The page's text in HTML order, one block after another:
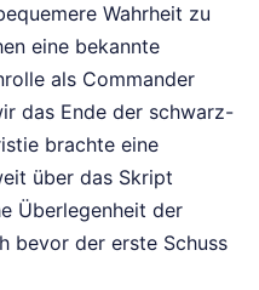
Wahrheit zu
eine bekannte
als Commander
das Ende der schwarz-
brachte eine
über das Skript
Überlegenheit der
bevor der erste Schuss